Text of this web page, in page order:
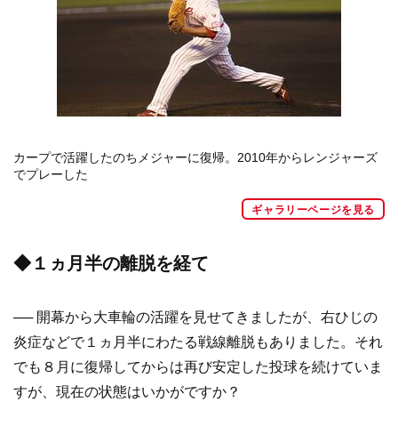
カープで活躍したのちメジャーに復帰。2010年からレンジャーズ
でプレーした
ギャラリーページを見る
◆１ヵ月半の離脱を経て
── 開幕から大車輪の活躍を見せてきましたが、右ひじの
炎症などで１ヵ月半にわたる戦線離脱もありました。それ
でも８月に復帰してからは再び安定した投球を続けていま
すが、現在の状態はいかがですか？